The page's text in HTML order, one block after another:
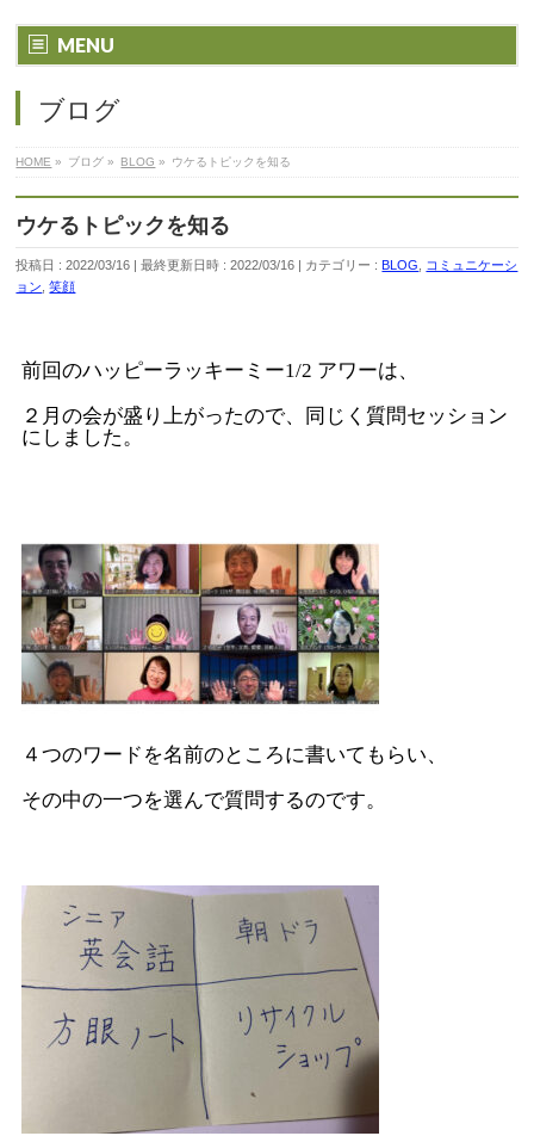
MENU
ブログ
HOME » ブログ » BLOG » ウケるトピックを知る
ウケるトピックを知る
投稿日 : 2022/03/16 最終更新日時 : 2022/03/16 カテゴリー :BLOG
コミュニケーシ
ョン ,笑顔
前回のハッピーラッキーミー1/2 アワーは、
２月の会が盛り上がったので、同じく質問セッション
にしました。
４つのワードを名前のところに書いてもらい、
その中の一つを選んで質問するのです。